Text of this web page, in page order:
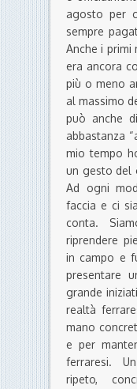
agosto per
sempre
Anche i primi
era ancora
più o meno
al massimo
può anche
abbastanza
mio tempo
un gesto del
Ad ogni
faccia e ci
conta.
riprendere
in campo e
presentare
grande
realtà
mano
e per
ferraresi.
ripeto,